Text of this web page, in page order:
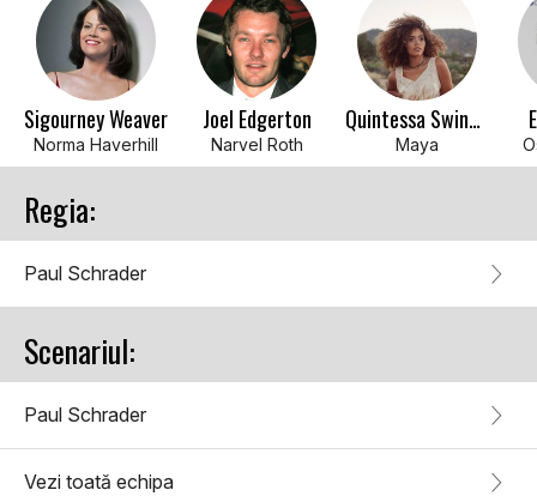
Sigourney Weaver
Norma Haverhill
Joel Edgerton
Narvel Roth
Quintessa Swindell
Maya
Regia:
Paul Schrader
Scenariul:
Paul Schrader
Vezi toată echipa